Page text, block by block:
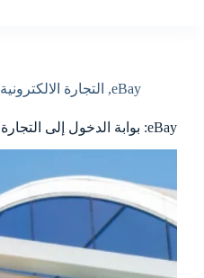
eBay
, التجارة الالكترونية
eBay: بوابة الدخول إلى التجارة العالمية